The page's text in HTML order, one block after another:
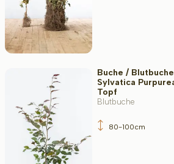
Buche /
Sylvatica
Topf
Blutbuche
80-100cm